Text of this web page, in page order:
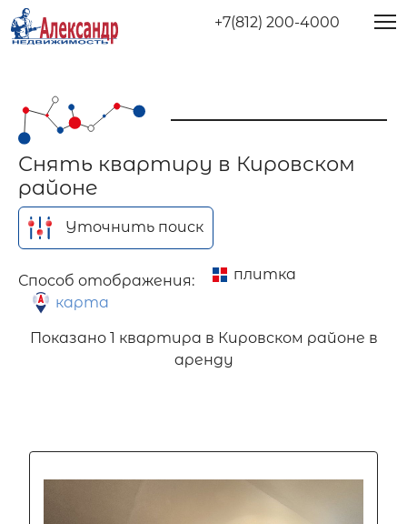
+7(812) 200-4000
Снять квартиру в Кировском
районе
Уточнить поиск
Способ отображения:
плитка
карта
Показано 1 квартира в Кировском районе в
аренду